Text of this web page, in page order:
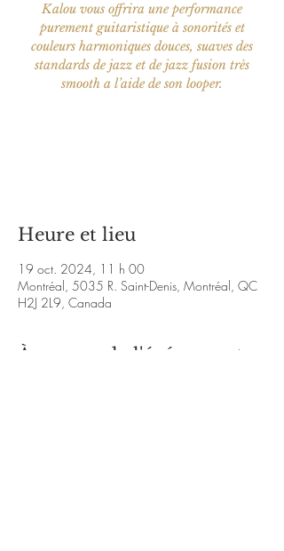
Kalou vous offrira une performance
purement guitaristique à sonorités et
couleurs harmoniques douces, suaves des
standards de jazz et de jazz fusion très
smooth a l’aide de son looper.
Heure et lieu
19 oct. 2024, 11 h 00
Montréal, 5035 R. Saint-Denis, Montréal, QC
H2J 2L9, Canada
À propos de l'événement